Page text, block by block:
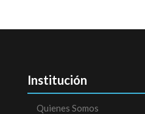
Institución
Quienes Somos